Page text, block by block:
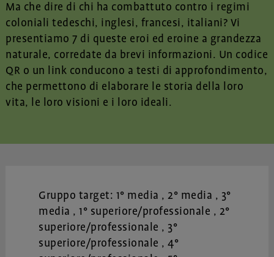
Ma che dire di chi ha combattuto contro i regimi
coloniali tedeschi, inglesi, francesi, italiani? Vi
presentiamo 7 di queste eroi ed eroine a grandezza
naturale, corredate da brevi informazioni. Un codice
QR o un link conducono a testi di approfondimento,
che permettono di elaborare le storia della loro
vita, le loro visioni e i loro ideali.
Gruppo target: 1° media 2° media
3°
media
1° superiore/professionale
2°
superiore/professionale
3°
superiore/professionale
4°